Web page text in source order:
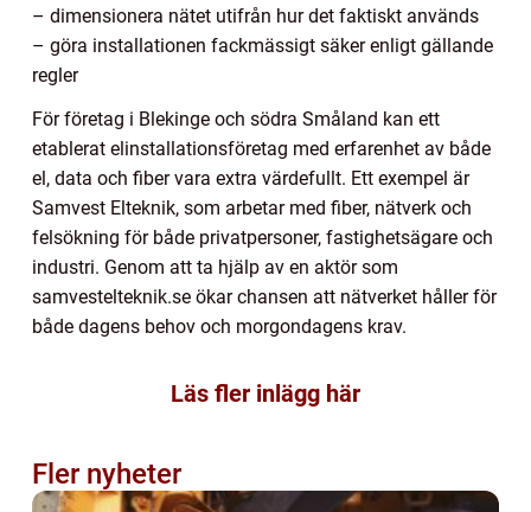
– dimensionera nätet utifrån hur det faktiskt används
– göra installationen fackmässigt säker enligt gällande
regler
För företag i Blekinge och södra Småland kan ett
etablerat elinstallationsföretag med erfarenhet av både
el, data och fiber vara extra värdefullt. Ett exempel är
Samvest Elteknik, som arbetar med fiber, nätverk och
felsökning för både privatpersoner, fastighetsägare och
industri. Genom att ta hjälp av en aktör som
samvestelteknik.se ökar chansen att nätverket håller för
både dagens behov och morgondagens krav.
Läs fler inlägg här
Fler nyheter